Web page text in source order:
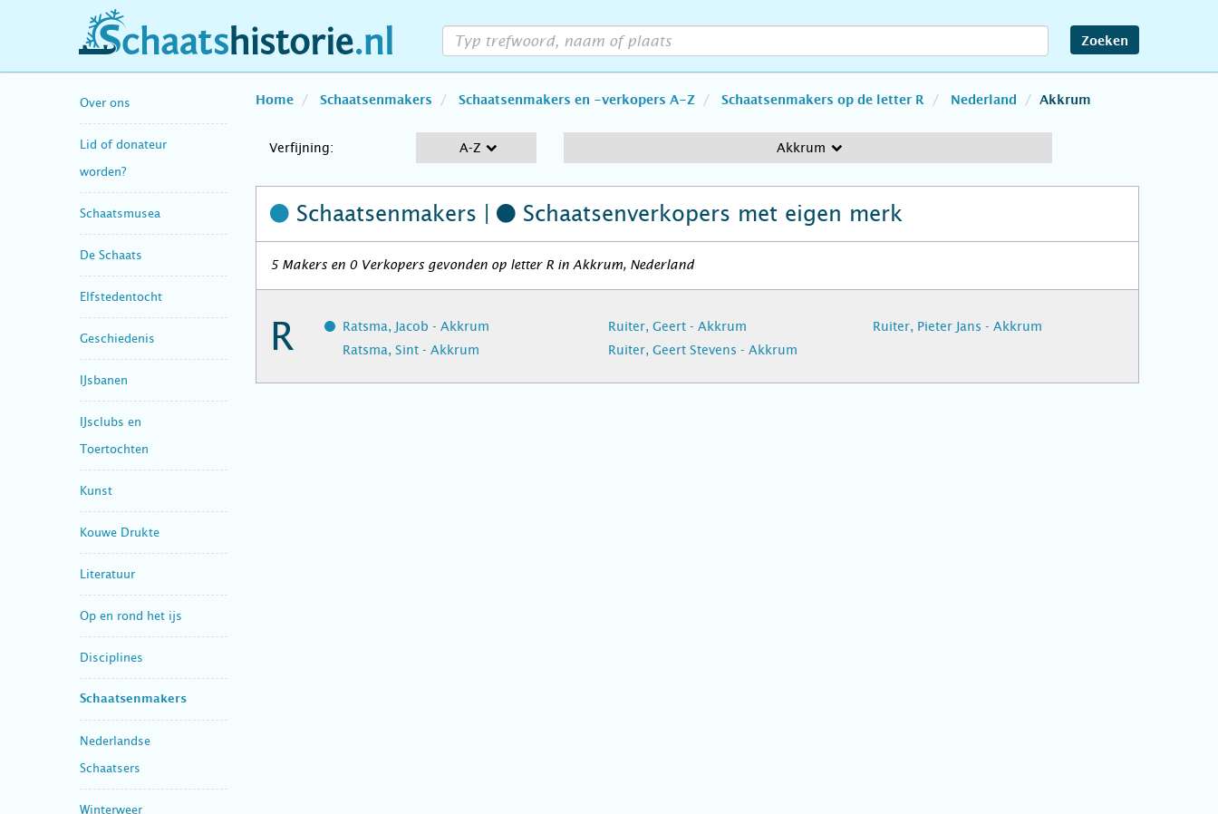
schaatshistorie.nl Zoeken
Over ons
Lid of donateur
worden?
Schaatsmusea
De Schaats
Elfstedentocht
Geschiedenis
IJsbanen
IJsclubs en
Toertochten
Kunst
Kouwe Drukte
Literatuur
Op en rond het ijs
Disciplines
Schaatsenmakers
Nederlandse
Schaatsers
Winterweer
Home Schaatsenmakers Schaatsenmakers en -verkopers A-Z Schaatsenmakers op de letter R Nederland Akkrum
Verfijning: A-Z Akkrum
Schaatsenmakers | Schaatsenverkopers met eigen merk
5 Makers en 0 Verkopers gevonden op letter R in Akkrum, Nederland
R
Ratsma, Jacob - Akkrum
Ratsma, Sint - Akkrum
Ruiter, Geert - Akkrum
Ruiter, Geert Stevens - Akkrum
Ruiter, Pieter Jans - Akkrum